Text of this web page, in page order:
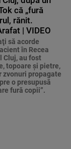
că „fură
rănit.
| VIDEO
să acorde
în Recea
Cluj, au fost
topoare şi pietre,
zvonuri propagate
o presupusă
fură copii”.